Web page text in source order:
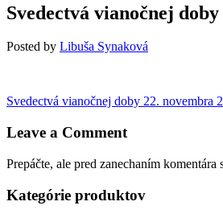
Svedectvá vianočnej doby
Posted by Libuša Synaková
Navigácia
v
Svedectvá vianočnej doby Previous
22. novembra
Leave a Comment
Prepáčte, ale pred zanechaním komentára
Kategórie produktov